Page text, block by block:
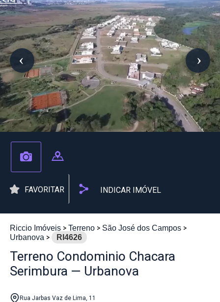
FAVORITAR INDICAR IMÓVEL
Riccio Imóveis Terreno
São José dos Campos
Urbanova
RI4626
Terreno Condominio Chacara
Serimbura — Urbanova
Rua Jarbas Vaz de Lima, 11